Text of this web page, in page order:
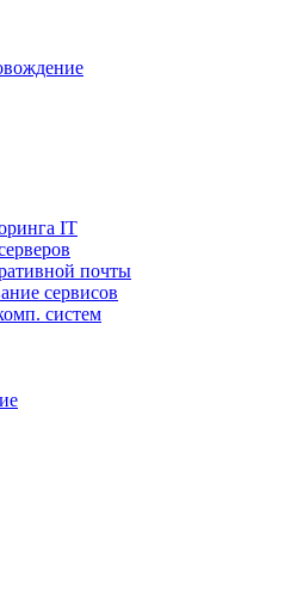
IT
почты
сервисов
систем